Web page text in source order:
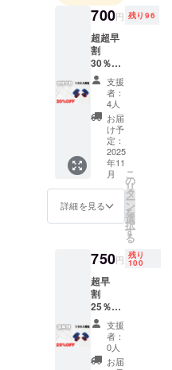
700円 残り96
超超早
割
30％OF
F 100名
限定 定
価1000
円
→700円
（税・
送料
込）
【内
容】 足
指スト
レッチ
デバイ
（配送
時期) 商
品到着
は2025
年11月
を想定
してお
りま
す。 ※
支援
者：
4人
お届
け予
定：
2025
年11
月
詳細を見る
こ
の
リ
タ
ー
ン
を
選
択
す
る
750円 残り
100
超早
割
25％OF
F 100名
限定 定
価1000
円
支援
者：
0人
お届